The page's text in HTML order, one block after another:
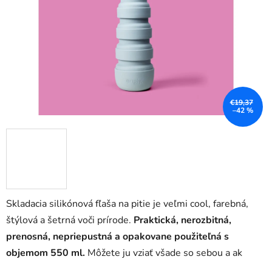
Skladacia silikónová fľaša na pitie je veľmi cool, farebná,
štýlová a šetrná voči prírode. Praktická, nerozbitná,
prenosná, nepriepustná a opakovane použiteľná s
objemom 550 ml. Môžete ju vziať všade so sebou a ak
€19,37
–42 %